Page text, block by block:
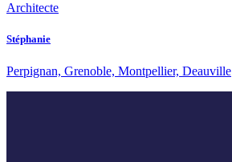
Architecte
Stéphanie
Perpignan, Grenoble, Montpellier, Deauville